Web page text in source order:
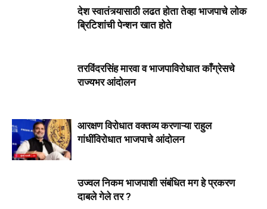
देश स्वातंत्र्यासाठी लढत होता तेव्हा भाजपाचे लोक
ब्रिटिशांची पेन्शन खात होते
तरविंदरसिंह मारवा व भाजपाविरोधात काँग्रेसचे
राज्यभर आंदोलन
आरक्षण विरोधात वक्तव्य करणाऱ्या राहुल
गांधींविरोधात भाजपाचे आंदोलन
उज्वल निकम भाजपाशी संबंधित मग हे प्रकरण
दाबले गेले तर ?